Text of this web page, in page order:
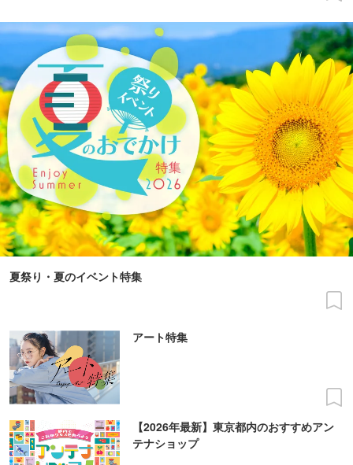
夏祭り・夏のイベント特集
アート特集
【2026年最新】東京都内のおすすめアン
テナショップ